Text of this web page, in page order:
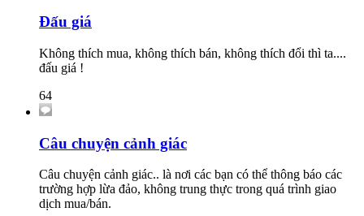
Đấu giá
Không thích mua, không thích bán, không thích đổi thì ta....
đấu giá !
64
Câu chuyện cảnh giác
Câu chuyện cảnh giác.. là nơi các bạn có thể thông báo các
trường hợp lừa đảo, không trung thực trong quá trình giao
dịch mua/bán.